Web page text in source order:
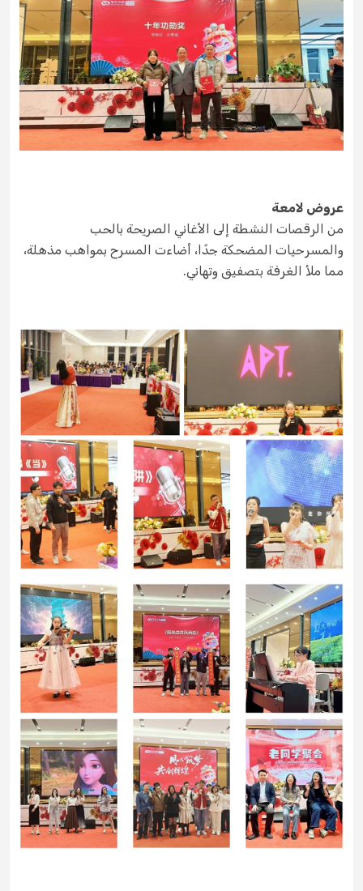
عروض لامعة
من الرقصات النشطة إلى الأغاني الصريحة بالحب
والمسرحيات المضحكة جدًا، أضاءت المسرح بمواهب مذهلة،
مما ملأ الغرفة بتصفيق وتهاني.